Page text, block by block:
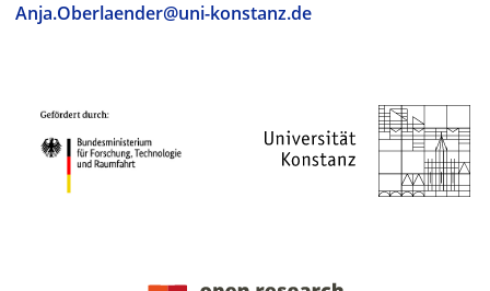
Anja.Oberlaender@uni-konstanz.de